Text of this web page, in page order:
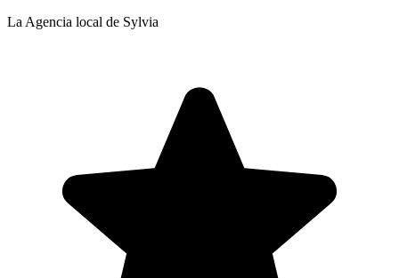
La Agencia local de Sylvia